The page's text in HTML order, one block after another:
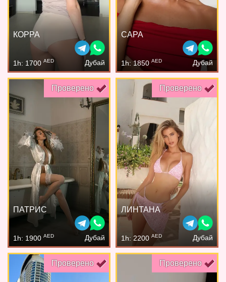
КОРРА
1h: 1700 AED Дубай
САРА
1h: 1850 AED Дубай
Проверено
ПАТРИС
1h: 1900 AED Дубай
Проверено
ЛИНТАНА
1h: 2200 AED Дубай
Проверено Проверено